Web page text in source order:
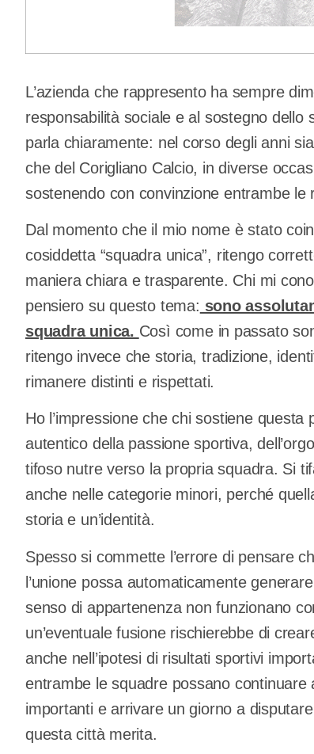
L’azienda che rappresento ha sempre
responsabilità sociale e al sostegno
parla chiaramente: nel corso degli anni
che del Corigliano Calcio, in diverse
sostenendo con convinzione entrambe le
Dal momento che il mio nome è stato
cosiddetta “squadra unica”, ritengo
maniera chiara e trasparente. Chi mi
pensiero su questo tema: sono
squadra unica. Così come in passato
ritengo invece che storia, tradizione,
rimanere distinti e rispettati.
Ho l’impressione che chi sostiene
autentico della passione sportiva,
tifoso nutre verso la propria squadra. Si
anche nelle categorie minori, perché
storia e un’identità.
Spesso si commette l’errore di pensare
l’unione possa automaticamente
senso di appartenenza non funzionano
un’eventuale fusione rischierebbe di
anche nell’ipotesi di risultati sportivi
entrambe le squadre possano
importanti e arrivare un giorno a
questa città merita.